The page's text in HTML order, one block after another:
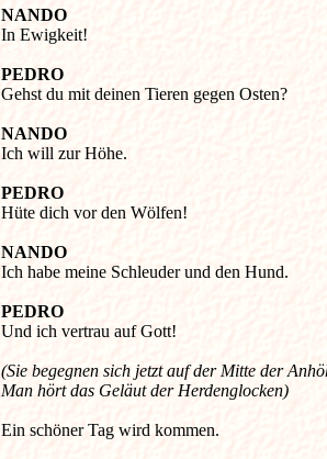
NANDO
In Ewigkeit!
PEDRO
Gehst du mit deinen Tieren gegen Osten?
NANDO
Ich will zur Höhe.
PEDRO
NANDO
Ich habe meine Schleuder und den Hund.
PEDRO
Und ich vertrau auf Gott!
(Sie begegnen sich jetzt auf der Mitte der
Man hört das Geläut der Herdenglocken)
Ein schöner Tag wird kommen.